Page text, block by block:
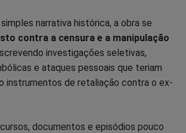
narrativa histórica, a obra se
contra a censura e a manipulação
investigações seletivas,
e ataques pessoais que teriam
instrumentos de retaliação contra o ex-
documentos e episódios pouco